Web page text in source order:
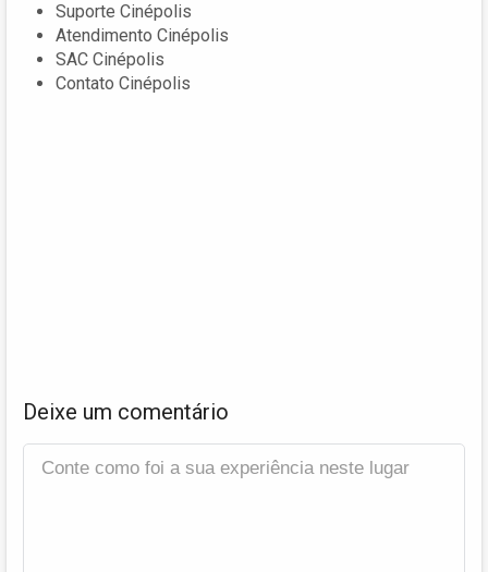
Suporte Cinépolis
Atendimento Cinépolis
SAC Cinépolis
Contato Cinépolis
Deixe um comentário